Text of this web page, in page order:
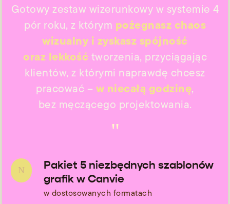
Gotowy zestaw wizerunkowy w systemie 4
pór roku, z którym pożegnasz chaos
wizualny i zyskasz spójność
oraz lekkośćtworzenia, przyciągając
klientów, z którymi naprawdę chcesz
pracować – w niecałą godzinę,
bez męczącego projektowania.
"
N
Pakiet 5 niezbędnych szablonów
grafik w Canvie
w dostosowanych formatach